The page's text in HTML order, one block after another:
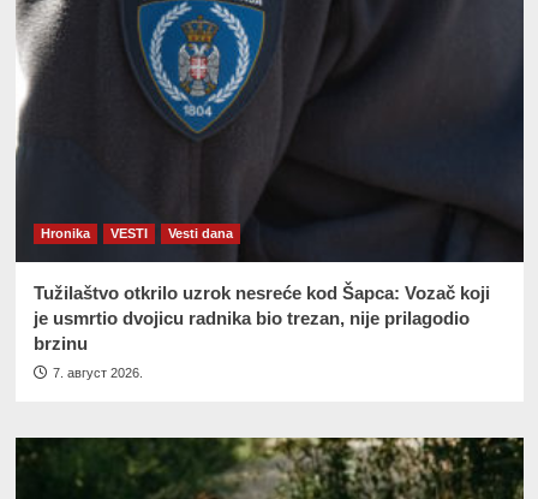
Hronika VESTI Vesti dana
Tužilaštvo otkrilo uzrok nesreće kod Šapca: Vozač koji
je usmrtio dvojicu radnika bio trezan, nije prilagodio
brzinu
7. август 2026.